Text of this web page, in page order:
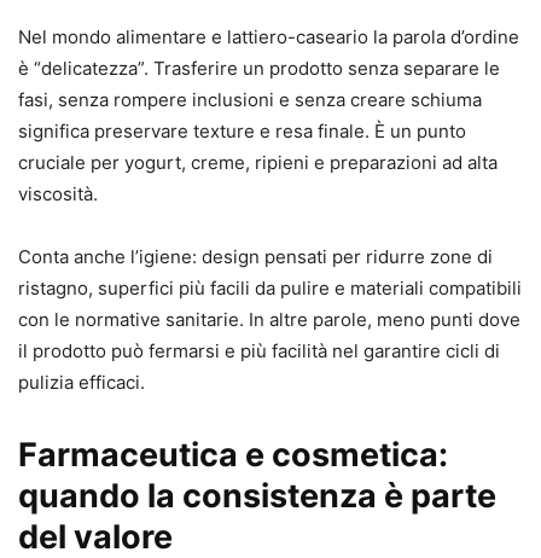
Nel mondo alimentare e lattiero-caseario la parola d’ordine
è “delicatezza”. Trasferire un prodotto senza separare le
fasi, senza rompere inclusioni e senza creare schiuma
significa preservare texture e resa finale. È un punto
cruciale per yogurt, creme, ripieni e preparazioni ad alta
viscosità.
Conta anche l’igiene: design pensati per ridurre zone di
ristagno, superfici più facili da pulire e materiali compatibili
con le normative sanitarie. In altre parole, meno punti dove
il prodotto può fermarsi e più facilità nel garantire cicli di
pulizia efficaci.
Farmaceutica e cosmetica:
quando la consistenza è parte
del valore